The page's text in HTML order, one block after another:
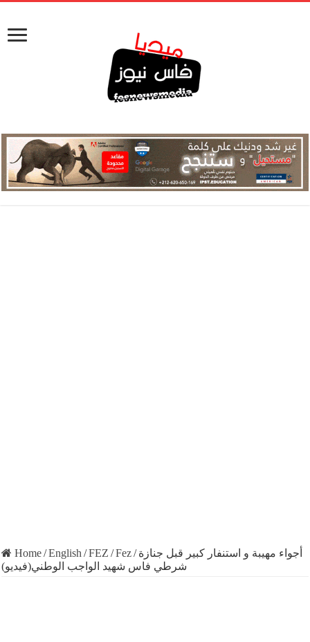
Home/English /FEZ /Fez/ أجواء مهيبة و استنفار كبير قبل جنازة
شرطي فاس شهيد الواجب الوطني(فيديو)